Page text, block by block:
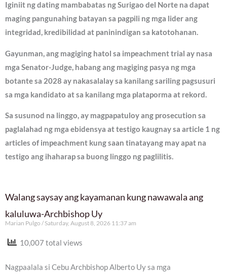
Iginiit ng dating mambabatas ng Surigao del Norte na dapat
maging pangunahing batayan sa pagpili ng mga lider ang
integridad, kredibilidad at paninindigan sa katotohanan.
Gayunman, ang magiging hatol sa impeachment trial ay nasa
mga Senator-Judge, habang ang magiging pasya ng mga
botante sa 2028 ay nakasalalay sa kanilang sariling pagsusuri
sa mga kandidato at sa kanilang mga plataporma at rekord.
Sa susunod na linggo, ay magpapatuloy ang prosecution sa
paglalahad ng mga ebidensya at testigo kaugnay sa article 1 ng
articles of impeachment kung saan tinatayang may apat na
testigo ang ihaharap sa buong linggo ng paglilitis.
Walang saysay ang kayamanan kung nawawala ang
kaluluwa-Archbishop Uy
Marian Pulgo Saturday, August 8, 2026 11:37 am
10,007 total views
Nagpaalala si Cebu Archbishop Alberto Uy sa mga